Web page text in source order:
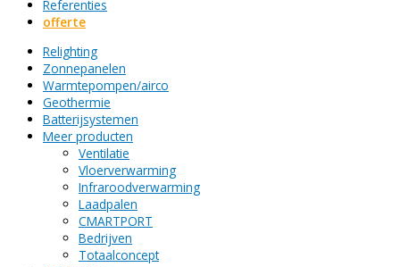
Referenties
offerte
Relighting
Zonnepanelen
Warmtepompen/airco
Geothermie
Batterijsystemen
Meer producten
Ventilatie
Vloerverwarming
Infraroodverwarming
Laadpalen
CMARTPORT
Bedrijven
Totaalconcept